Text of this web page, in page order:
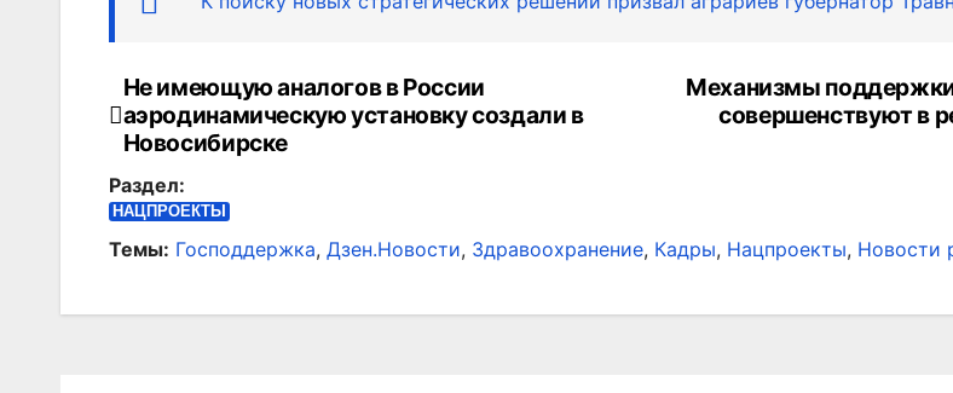
Навигация
по
записям
Механизмы
совершенствуют в
Не имеющую аналогов в России
аэродинамическую установку создали в
Новосибирске
Раздел:
НАЦПРОЕКТЫ
Темы: Господдержка, Дзен.Новости, Здравоохранение, Кадры, Нацпроекты, Новости